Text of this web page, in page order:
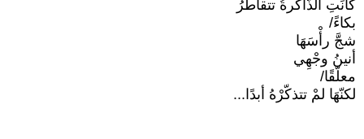
كانَتِ الذّاكرةُ تتقاطرُ
بكاءً/
شجَّ رأْسَهَا
أنينُ وجْهِي
معلّقًا/
لكنّهَا لمْ تتذكّرْهُ أبدًا...